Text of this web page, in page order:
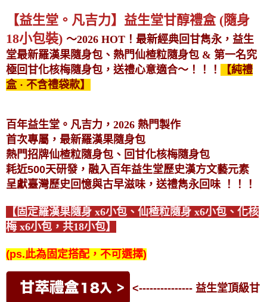
【益生堂。凡吉力】益生堂甘醇禮盒 (隨身
18小包裝) ～2026 HOT！最新經典回甘雋永，益生
堂最新羅漢果隨身包、熱門仙楂粒隨身包 & 第一名究
極回甘化核梅隨身包，送禮心意適合～！！！
【純禮
盒 · 不含禮袋款】
百年益生堂。凡吉力， 2026 熱門製作
首次專屬，最新羅漢果隨身包
熱門招牌仙楂粒隨身包、回甘化核梅隨身包
耗近500天研發，融入百年益生堂歷史漢方文藝元素
呈獻臺灣歷史回憶與古早滋味，送禮雋永回味
！！！
【固定羅漢果隨身 x6小包、仙楂粒隨身 x6小包、化核
梅 x6小包，共18小包】
(ps.此為固定搭配，不可選擇)
<--------------- 益生堂頂級甘